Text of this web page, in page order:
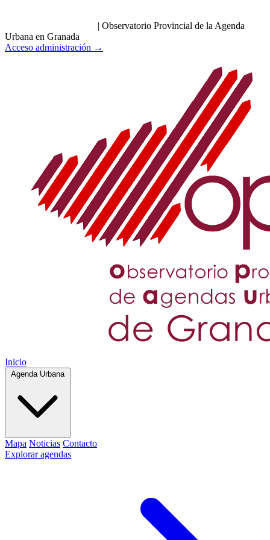
| Observatorio Provincial de la Agenda
Urbana en Granada
Acceso administración →
Inicio
Agenda Urbana
Mapa Noticias Contacto
Explorar agendas